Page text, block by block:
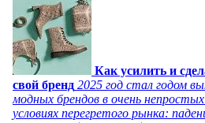
Как усилить и
свой бренд 2025 год стал годом
модных брендов в очень
условиях перегретого рынка: